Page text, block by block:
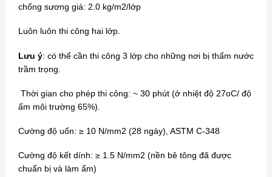
chống sương giá: 2.0 kg/m2/lớp
Luôn luôn thi công hai lớp.
Lưu ý: có thể cần thi công 3 lớp cho những nơi bị thấm nước
trầm trọng.
Thời gian cho phép thi công: ~ 30 phút (ở nhiệt độ 27oC/ độ
ẩm môi trường 65%).
Cường độ uốn: ≥ 10 N/mm2 (28 ngày), ASTM C-348
Cường độ kết dính: ≥ 1.5 N/mm2 (nền bê tông đã được
chuẩn bị và làm ẩm)